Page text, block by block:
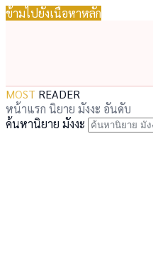
ข้ามไปยังเนื้อหาหลัก
MOST READER
หน้าแรก นิยาย มังงะ อันดับ
ค้นหานิยาย มังงะ